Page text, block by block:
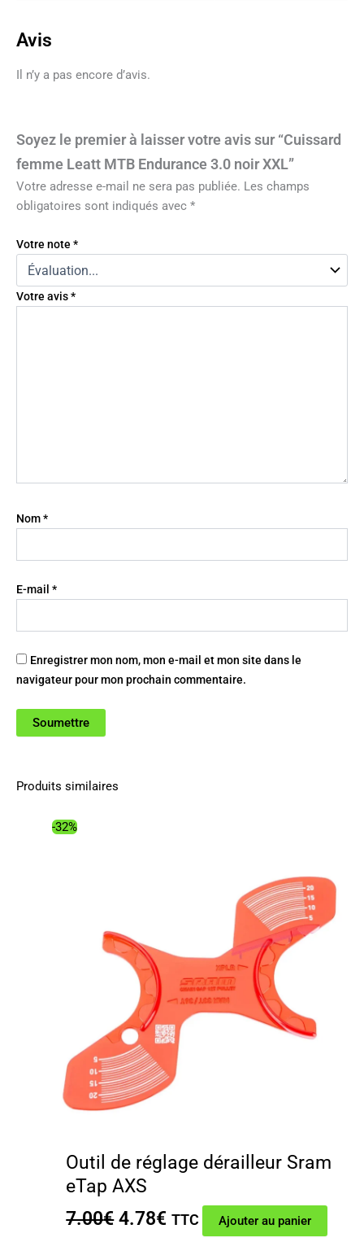
Avis
Il n’y a pas encore d’avis.
Soyez le premier à laisser votre avis sur “Cuissard
femme Leatt MTB Endurance 3.0 noir XXL”
Votre adresse e-mail ne sera pas publiée. Les champs
obligatoires sont indiqués avec *
Votre note *
Votre avis*
Nom*
E-mail *
Enregistrer mon nom, mon e-mail et mon site dans le
navigateur pour mon prochain commentaire.
Produits similaires
-32%
Outil de réglage dérailleur Sram
eTap AXS
7.00€ Le
4.78€ Le
TTC Ajouter au panier